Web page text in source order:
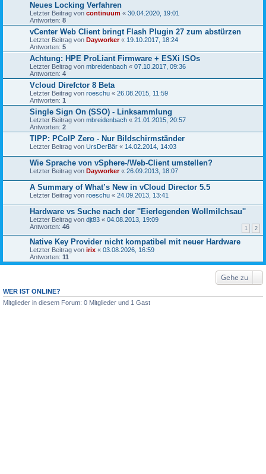
Neues Locking Verfahren
Letzter Beitrag von continuum « 30.04.2020, 19:01
Antworten: 8
vCenter Web Client bringt Flash Plugin 27 zum abstürzen
Letzter Beitrag von Dayworker« 19.10.2017, 18:24
Antworten: 5
Achtung: HPE ProLiant Firmware + ESXi ISOs
Letzter Beitrag von mbreidenbach « 07.10.2017, 09:36
Antworten: 4
Vcloud Direfctor 8 Beta
Letzter Beitrag von roeschu « 26.08.2015, 11:59
Antworten: 1
Single Sign On (SSO) - Linksammlung
Letzter Beitrag von mbreidenbach « 21.01.2015, 20:57
Antworten: 2
TIPP: PCoIP Zero - Nur Bildschirmständer
Letzter Beitrag von UrsDerBär « 14.02.2014, 14:03
Wie Sprache von vSphere-/Web-Client umstellen?
Letzter Beitrag von Dayworker« 26.09.2013, 18:07
A Summary of What’s New in vCloud Director 5.5
Letzter Beitrag von roeschu « 24.09.2013, 13:41
Hardware vs Suche nach der ''Eierlegenden Wollmilchsau''
Letzter Beitrag von djt83 « 04.08.2013, 19:09
Antworten: 46 1 2
Native Key Provider nicht kompatibel mit neuer Hardware
Letzter Beitrag von irix « 03.08.2026, 16:59
Antworten: 11
Gehe zu
WER IST ONLINE?
Mitglieder in diesem Forum: 0 Mitglieder und 1 Gast